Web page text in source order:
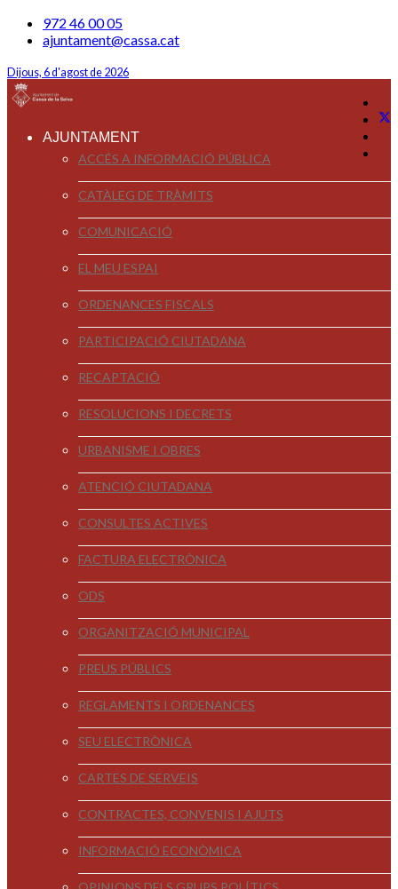
972 46 00 05
ajuntament@cassa.cat
Dijous, 6 d'agost de 2026
AJUNTAMENT
ACCÉS A INFORMACIÓ PÚBLICA
CATÀLEG DE TRÀMITS
COMUNICACIÓ
EL MEU ESPAI
ORDENANCES FISCALS
PARTICIPACIÓ CIUTADANA
RECAPTACIÓ
RESOLUCIONS I DECRETS
URBANISME I OBRES
ATENCIÓ CIUTADANA
CONSULTES ACTIVES
FACTURA ELECTRÒNICA
ODS
ORGANITZACIÓ MUNICIPAL
PREUS PÚBLICS
REGLAMENTS I ORDENANCES
SEU ELECTRÒNICA
CARTES DE SERVEIS
CONTRACTES, CONVENIS I AJUTS
INFORMACIÓ ECONÒMICA